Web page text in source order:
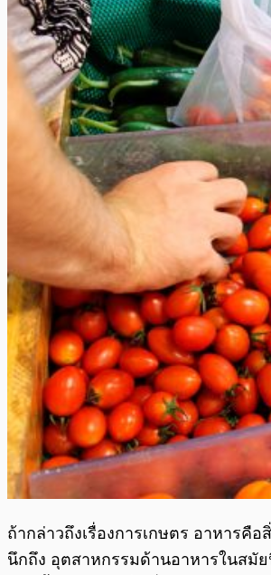
ถ้ากล่าวถึงเรื่องการเกษตร อาหารคือ
นึกถึง อุตสาหกรรมด้านอาหารในสมั